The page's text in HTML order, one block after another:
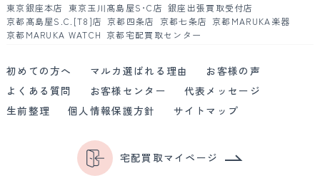
東京銀座本店 東京玉川髙島屋S･C店 銀座出張買取受付店
京都髙島屋S.C.[T8]店 京都四条店 京都七条店 京都MARUKA楽器
京都MARUKA WATCH 京都宅配買取センター
初めての方へ マルカ選ばれる理由
お客様の声
よくある質問
お客様センター
代表メッセージ
生前整理
個人情報保護方針 サイトマップ
宅配買取マイページ